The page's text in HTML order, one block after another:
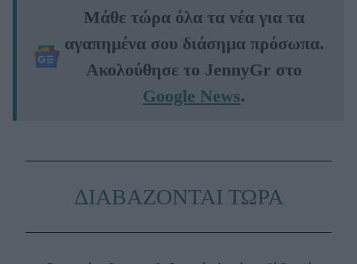
Μάθε τώρα όλα τα νέα για τα
αγαπημένα σου διάσημα πρόσωπα.
Ακολούθησε το JennyGr στο
Google News.
ΔΙΑΒΑΖΟΝΤΑΙ ΤΩΡΑ